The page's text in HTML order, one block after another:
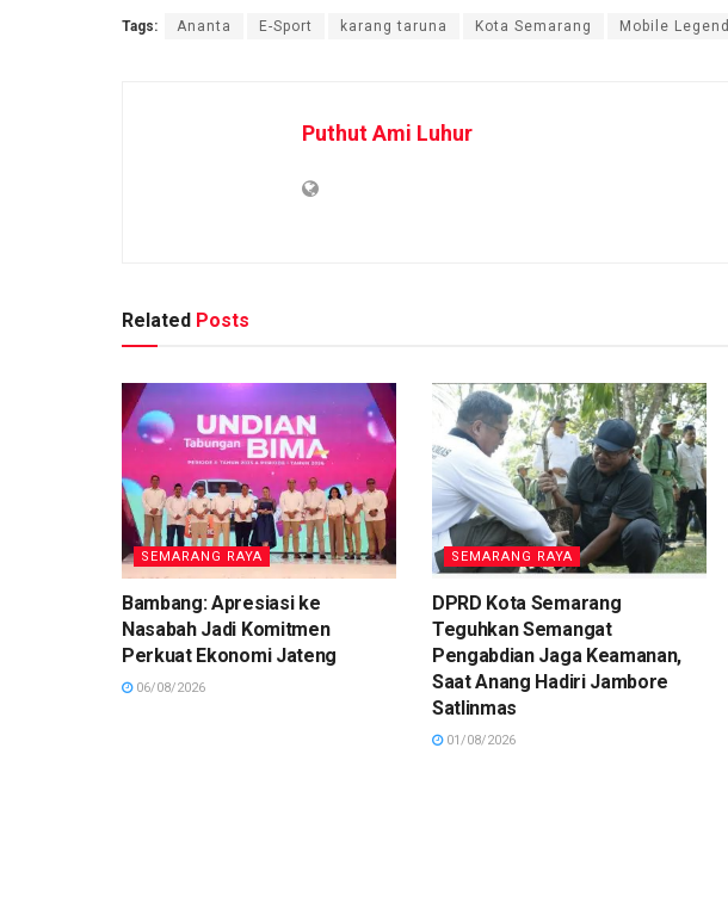
Tags: Ananta E-Sport karang taruna Kota Semarang Mobile Legend
Puthut Ami Luhur
Related Posts
SEMARANG RAYA
Bambang: Apresiasi ke
Nasabah Jadi Komitmen
Perkuat Ekonomi Jateng
06/08/2026
SEMARANG RAYA
DPRD Kota Semarang
Teguhkan Semangat
Pengabdian Jaga Keamanan,
Saat Anang Hadiri Jambore
Satlinmas
01/08/2026